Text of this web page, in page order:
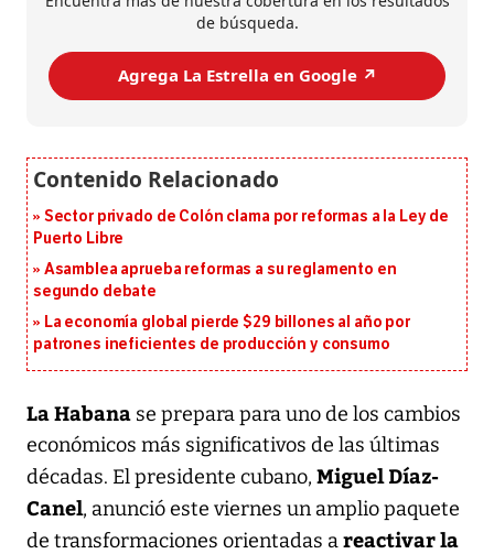
de búsqueda.
Agrega La Estrella en Google ↗️
Sector privado de Colón clama por reformas a la Ley de
Puerto Libre
Asamblea aprueba reformas a su reglamento en
segundo debate
La economía global pierde $29 billones al año por
patrones ineficientes de producción y consumo
La Habana se prepara para uno de los cambios
económicos más significativos de las últimas
décadas. El presidente cubano, Miguel Díaz-
Canel, anunció este viernes un amplio paquete
de transformaciones orientadas areactivar la